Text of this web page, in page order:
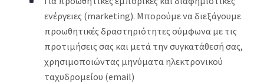
ενέργειες (marketing). Μπορούμε να διεξάγουμε
προωθητικές δραστηριότητες σύμφωνα με τις
προτιμήσεις σας και μετά την συγκατάθεσή σας,
χρησιμοποιώντας μηνύματα ηλεκτρονικού
ταχυδρομείου (email)